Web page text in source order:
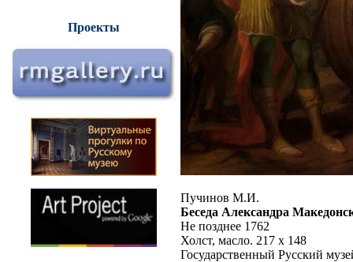
Проекты
Пучинов М.И.
Беседа Александра
Не позднее 1762
Холст, масло. 217 х 148
Государственный Русский